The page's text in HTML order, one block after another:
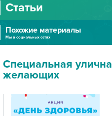
О ЦЕНТРЕ
УСЛУГИ И ЦЕНЫ
ПРАВОВАЯ ИНФОРМАЦИЯ
Статьи
Похожие материалы
Мы в социальных сетях
Специальная
желающих